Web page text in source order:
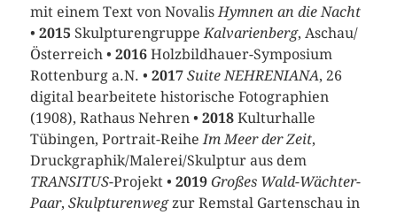
mit einem Text von NovalisHymnen an die Nacht
• 2015 SkulpturengruppeKalvarienberg, Aschau/
Österreich • 2016 Holzbildhauer-Symposium
Rottenburg a.N. • 2017 Suite NEHRENIANA, 26
digital bearbeitete historische Fotographien
(1908), Rathaus Nehren • 2018 Kulturhalle
Tübingen, Portrait-ReiheIm Meer der Zeit,
Druckgraphik/Malerei/Skulptur aus dem
TRANSITUS-Projekt • 2019 Großes Wald-Wächter-
Paar, Skulpturenwegzur Remstal Gartenschau in